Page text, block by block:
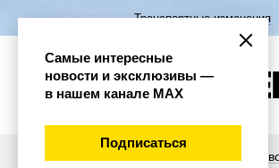
Транспортные изменения
Самые интересные
новости и эксклюзивы —
в нашем канале МАХ
Подписаться